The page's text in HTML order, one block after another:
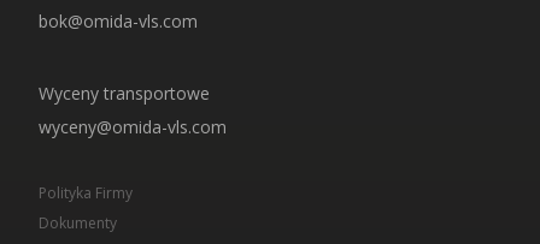
bok@omida-vls.com
Wyceny transportowe
wyceny@omida-vls.com
Polityka Firmy
Dokumenty